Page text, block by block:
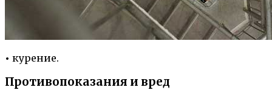
• курение.
Противопоказания и вред